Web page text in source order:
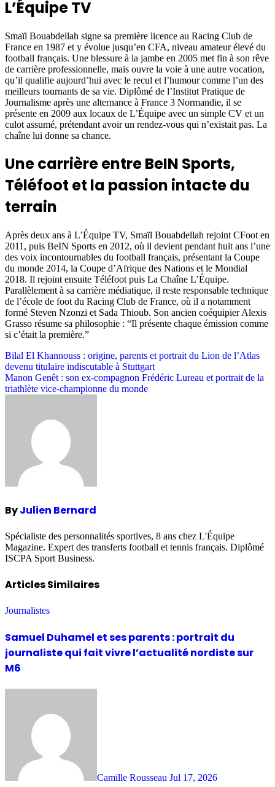
L’Équipe TV
Smaïl Bouabdellah signe sa première licence au Racing Club de
France en 1987 et y évolue jusqu’en CFA, niveau amateur élevé du
football français. Une blessure à la jambe en 2005 met fin à son rêve
de carrière professionnelle, mais ouvre la voie à une autre vocation,
qu’il qualifie aujourd’hui avec le recul et l’humour comme l’un des
meilleurs tournants de sa vie. Diplômé de l’Institut Pratique de
Journalisme après une alternance à France 3 Normandie, il se
présente en 2009 aux locaux de L’Équipe avec un simple CV et un
culot assumé, prétendant avoir un rendez-vous qui n’existait pas. La
chaîne lui donne sa chance.
Une carrière entre BeIN Sports,
Téléfoot et la passion intacte du
terrain
Après deux ans à L’Équipe TV, Smaïl Bouabdellah rejoint CFoot en
2011, puis BeIN Sports en 2012, où il devient pendant huit ans l’une
des voix incontournables du football français, présentant la Coupe
du monde 2014, la Coupe d’Afrique des Nations et le Mondial
2018. Il rejoint ensuite Téléfoot puis La Chaîne L’Équipe.
Parallèlement à sa carrière médiatique, il reste responsable technique
de l’école de foot du Racing Club de France, où il a notamment
formé Steven Nzonzi et Sada Thioub. Son ancien coéquipier Alexis
Grasso résume sa philosophie : “Il présente chaque émission comme
si c’était la première.”
Post
navigation
Bilal El Khannouss : origine, parents et portrait du Lion de l’Atlas
devenu titulaire indiscutable à Stuttgart
Manon Genêt : son ex-compagnon Frédéric Lureau et portrait de la
triathlète vice-championne du monde
ByJulien Bernard
Spécialiste des personnalités sportives, 8 ans chez L'Équipe
Magazine. Expert des transferts football et tennis français. Diplômé
ISCPA Sport Business.
Articles Similaires
Journalistes
Samuel Duhamel et ses parents : portrait du
journaliste qui fait vivre l’actualité nordiste sur
M6
Camille Rousseau Jul 17, 2026